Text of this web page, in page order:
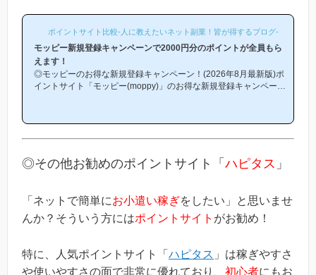
ポイントサイト比較-人に教えたいネット副業！皆が得するブログ-
モッピー新規登録キャンペーンで2000円分のポイントが全員もら
えます！
◎モッピーのお得な新規登録キャンペーン！(2026年8月最新版)ポ
イントサイト「モッピー(moppy)」のお得な新規登録キャンペーン
はあるの？」という方は必見です！モッピー新規登録キャンペーン
る」という、シンプルなものです。(*ちなみに「2000円分のボー
ナス」というのは過去のキ...
◎その他お勧めのポイントサイト「 ハピタス 」
「ネットで簡単にお小遣い稼ぎをしたい」と思いませ
んか？そういう方にはポイントサイト がお勧め！
特に、人気ポイントサイト「 ハピタス 」は稼ぎやすさ
や使いやすさの面で非常に優れており、 初心者にもお